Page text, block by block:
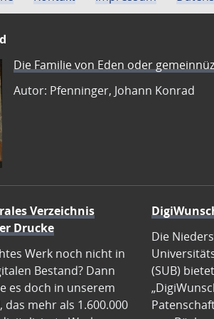
Die Familie von Eden oder
Autor: Pfenninger, Johann Konrad
Verzeichnis
Drucke
Werk noch nicht in
Bestand? Dann
es doch in unserem
das mehr als 1.600.000
Die
(SUB)